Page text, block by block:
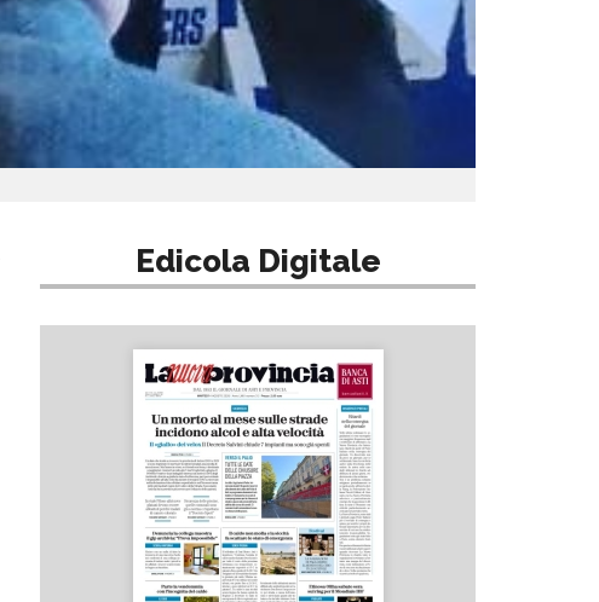
Edicola Digitale